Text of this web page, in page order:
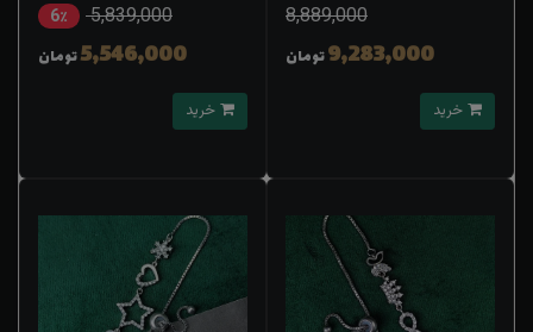
8,889,000
9,283,000تومان
5,839,000 6٪
5,546,000تومان